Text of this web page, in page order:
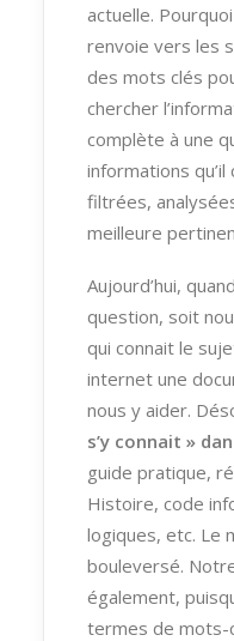
actuelle.
renvoie vers les
des mots clés
chercher
complète à une
informations
filtrées,
meilleure
Aujourd’hui,
question, soit
qui connait le
internet une
nous y aider.
s’y connait »
guide pratique,
Histoire, code
logiques, etc. Le
bouleversé.
également,
termes de mots-